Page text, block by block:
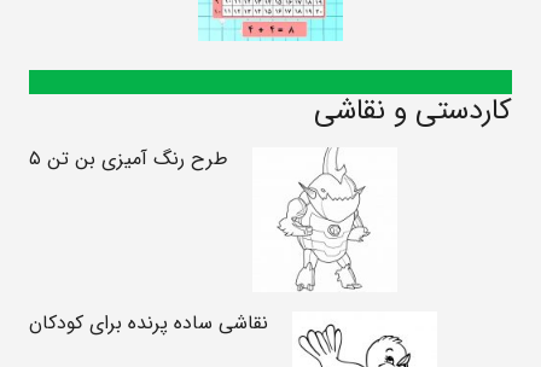
کاردستی و نقاشی
طرح رنگ آمیزی بن تن ۵
نقاشی ساده پرنده برای کودکان